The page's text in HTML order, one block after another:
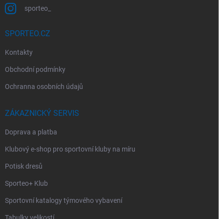
sporteo_
SPORTEO.CZ
Kontakty
Obchodní podmínky
Ochranna osobních údajů
ZÁKAZNICKÝ SERVIS
Doprava a platba
Klubový e-shop pro sportovní kluby na míru
Potisk dresů
Sporteo+ Klub
Sportovní katalogy týmového vybavení